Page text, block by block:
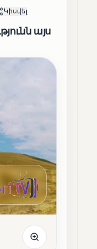
Կիսվել
այս